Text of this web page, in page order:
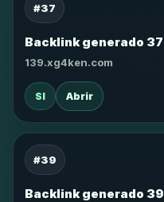
#37
Backlink generado 37
139.xg4ken.com
SI Abrir
#39
Backlink generado 39